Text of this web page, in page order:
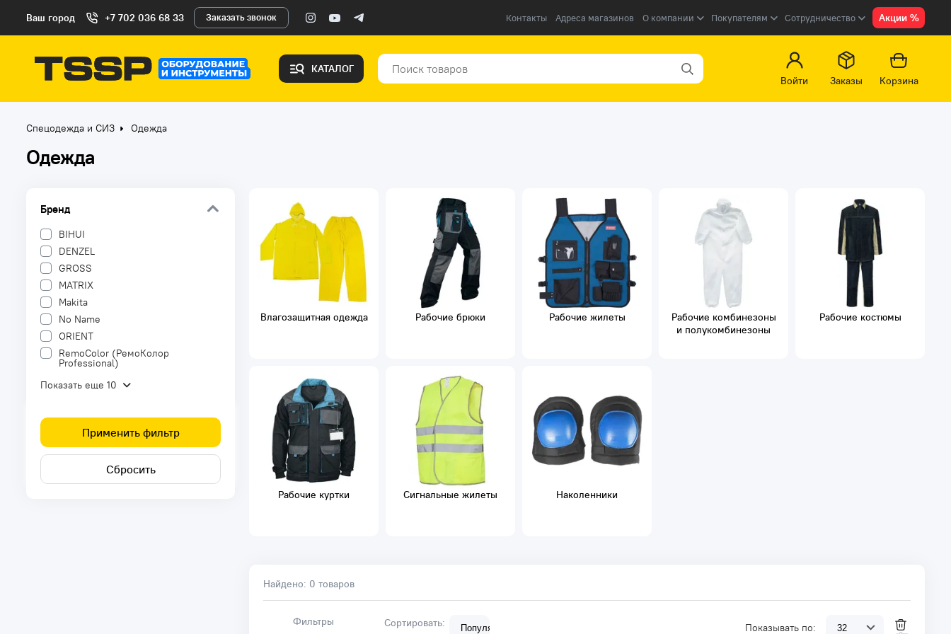
Ваш город +7 702 036 68 33 Заказать звонок Контакты Адреса магазинов О компании Покупателям Сотрудничество Акции %
КАТАЛОГ
Войти
Заказы Корзина
Спецодежда и СИЗ Одежда
Одежда
Бренд
BIHUI
DENZEL
GROSS
MATRIX
Makita
No Name
ORIENT
RemoColor (РемоКолор
Professional)
Показать еще 10
Применить фильтр
Сбросить
Влагозащитная одежда Рабочие брюки Рабочие жилеты
Рабочие комбинезоны
и полукомбинезоны
Рабочие костюмы
Рабочие куртки Сигнальные жилеты Наколенники
Найдено: 0 товаров
Показывать по:
Фильтры Сортировать: